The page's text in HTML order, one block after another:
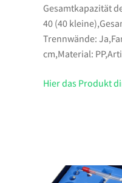
Gesamtkapazität
40 (40
Trennwände:
cm,Material:
Hier das Produkt